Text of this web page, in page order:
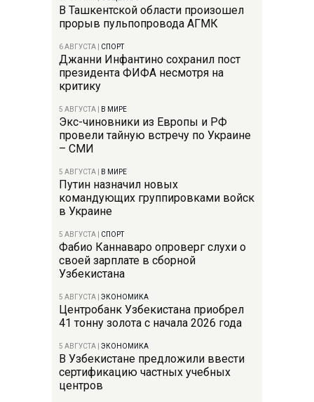
В Ташкентской области произошел
прорыв пульпопровода АГМК
6 АВГУСТА СПОРТ
Джанни Инфантино сохранил пост
президента ФИФА несмотря на
критику
5 АВГУСТА В МИРЕ
Экс-чиновники из Европы и РФ
провели тайную встречу по Украине
– СМИ
5 АВГУСТА В МИРЕ
Путин назначил новых
командующих группировками войск
в Украине
5 АВГУСТА СПОРТ
Фабио Каннаваро опроверг слухи о
своей зарплате в сборной
Узбекистана
5 АВГУСТА ЭКОНОМИКА
Центробанк Узбекистана приобрел
41 тонну золота с начала 2026 года
5 АВГУСТА ЭКОНОМИКА
В Узбекистане предложили ввести
сертификацию частных учебных
центров